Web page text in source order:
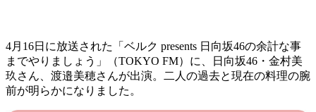
4月16日に放送された「ベルク presents 日向坂46の余計な事
までやりましょう」（TOKYO FM）に、日向坂46・金村美
玖さん、渡邉美穂さんが出演。二人の過去と現在の料理の腕
前が明らかになりました。